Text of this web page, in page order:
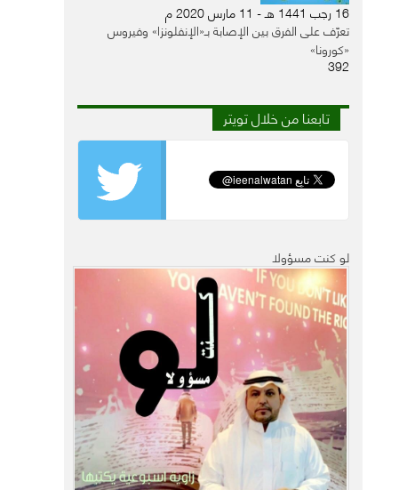
16 رجب 1441 هـ - 11 مارس 2020 م
تعرّف على الفرق بين الإصابة بـ«الإنفلونزا» وفيروس
«كورونا»
392
تابعنا من خلال تويتر
لو كنت مسؤولا